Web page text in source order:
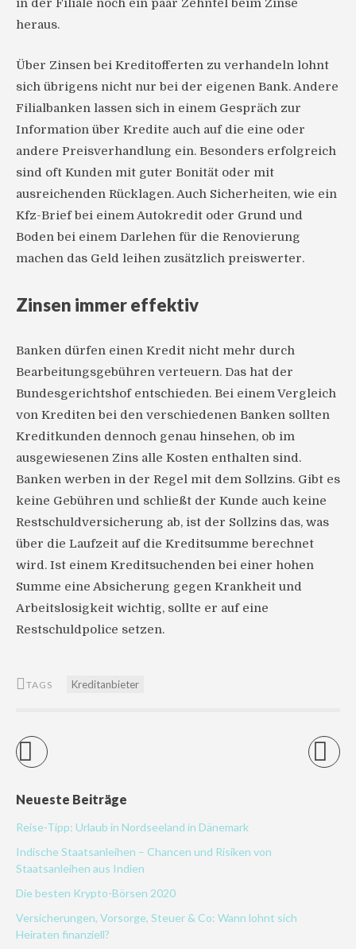
in der Filiale noch ein paar Zehntel beim Zinse
heraus.
Über Zinsen bei Kreditofferten zu verhandeln lohnt
sich übrigens nicht nur bei der eigenen Bank. Andere
Filialbanken lassen sich in einem Gespräch zur
Information über Kredite auch auf die eine oder
andere Preisverhandlung ein. Besonders erfolgreich
sind oft Kunden mit guter Bonität oder mit
ausreichenden Rücklagen. Auch Sicherheiten, wie ein
Kfz-Brief bei einem Autokredit oder Grund und
Boden bei einem Darlehen für die Renovierung
machen das Geld leihen zusätzlich preiswerter.
Zinsen immer effektiv
Banken dürfen einen Kredit nicht mehr durch
Bearbeitungsgebühren verteuern. Das hat der
Bundesgerichtshof entschieden. Bei einem Vergleich
von Krediten bei den verschiedenen Banken sollten
Kreditkunden dennoch genau hinsehen, ob im
ausgewiesenen Zins alle Kosten enthalten sind.
Banken werben in der Regel mit dem Sollzins. Gibt es
keine Gebühren und schließt der Kunde auch keine
Restschuldversicherung ab, ist der Sollzins das, was
über die Laufzeit auf die Kreditsumme berechnet
wird. Ist einem Kreditsuchenden bei einer hohen
Summe eine Absicherung gegen Krankheit und
Arbeitslosigkeit wichtig, sollte er auf eine
Restschuldpolice setzen.
TAGS Kreditanbieter
Neueste Beiträge
Reise-Tipp: Urlaub in Nordseeland in Dänemark
Indische Staatsanleihen – Chancen und Risiken von
Staatsanleihen aus Indien
Die besten Krypto-Börsen 2020
Versicherungen, Vorsorge, Steuer & Co: Wann lohnt sich
Heiraten finanziell?